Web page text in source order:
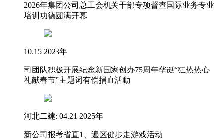
2026年集团公司总工会机关干部专项督查国际业务专业
培训功德圆满开幕
10.15 2023年
司团队积极开展纪念新国家创办75周年华诞“狂热热心
礼献春节”主题词有偿捐血活動
河北二建: 04.21 2025年
新公司报考省直1、遍区健步走游戏活动